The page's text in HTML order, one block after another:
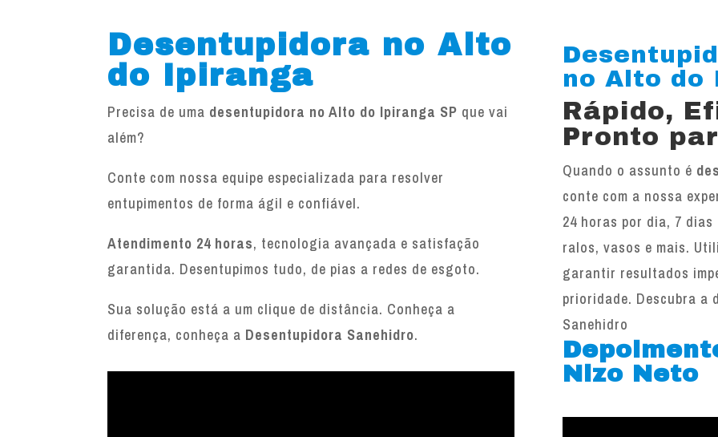
Desentupidora no Alto
do Ipiranga
Precisa de uma desentupidora no Alto do Ipiranga SP que vai
além?
Conte com nossa equipe especializada para resolver
entupimentos de forma ágil e confiável.
Atendimento 24 horas, tecnologia avançada e satisfação
garantida. Desentupimos tudo, de pias a redes de esgoto.
Sua solução está a um clique de distância. Conheça a
diferença, conheça a Desentupidora Sanehidro.
no Alto do
Rápido,
Pronto
Quando o assunto é
conte com a nossa
24 horas por dia, 7
ralos, vasos e mais.
garantir resultados
prioridade. Descubra a
Sanehidro
Nizo Neto